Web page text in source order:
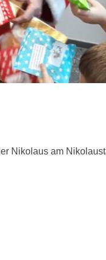
Nikolaus am